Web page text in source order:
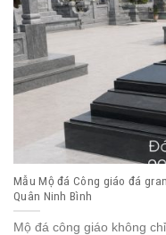
Mẫu Mộ đá Công giáo đá
Quân Ninh Bình
Mộ đá công giáo không